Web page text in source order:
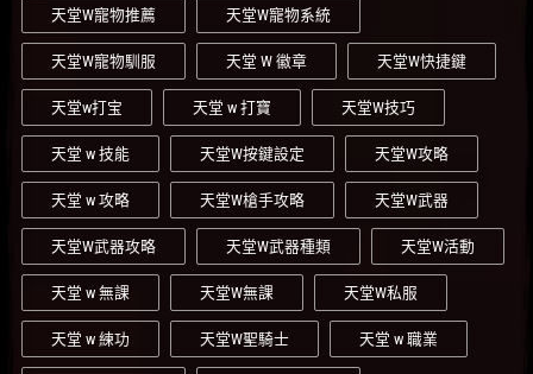
天堂W寵物推薦 天堂W寵物系統
天堂W寵物馴服 天堂 W 徽章 天堂W快捷鍵
天堂w打宝 天堂 w 打寶 天堂W技巧
天堂 w 技能 天堂W按鍵設定 天堂W攻略
天堂 w 攻略 天堂W槍手攻略 天堂W武器
天堂W武器攻略 天堂W武器種類 天堂W活動
天堂 w 無課 天堂W無課 天堂W私服
天堂 w 練功 天堂W聖騎士 天堂 w 職業